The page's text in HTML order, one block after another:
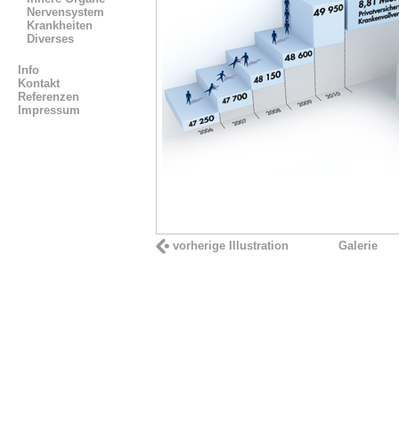
Nervensystem
Krankheiten
Diverses
Info
Kontakt
Referenzen
Impressum
vorherige Illustration Galerie